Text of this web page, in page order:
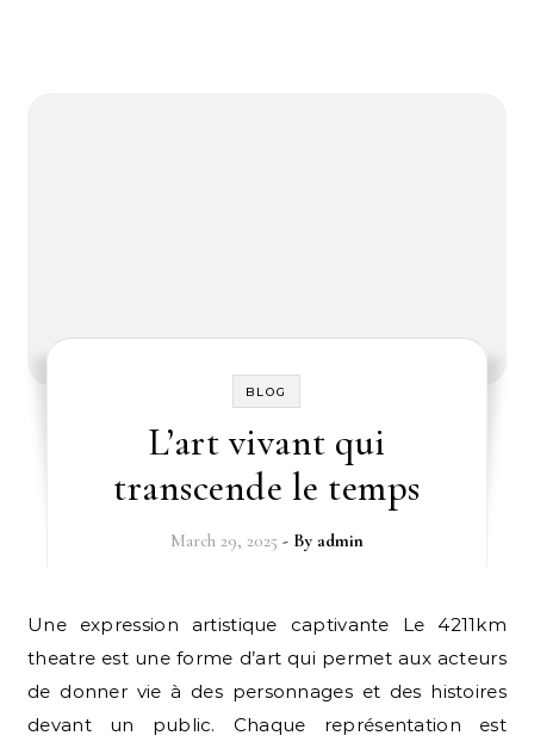
BLOG
L’art vivant qui
transcende le temps
March 29, 2025 - By admin
Une expression artistique captivante Le 4211km
theatre est une forme d’art qui permet aux acteurs
de donner vie à des personnages et des histoires
devant un public. Chaque représentation est